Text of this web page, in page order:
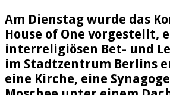
Am Dienstag wurde das
House of One vorgestellt,
interreligiösen Bet- und
im Stadtzentrum Berlins
eine Kirche, eine